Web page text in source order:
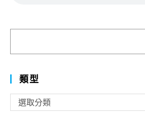
類型
型
選取分類